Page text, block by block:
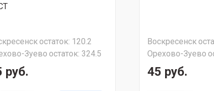
остаток: 120.2
Зуево остаток: 324.5
руб.
Воскресенск
Орехово-Зуево
45 руб.